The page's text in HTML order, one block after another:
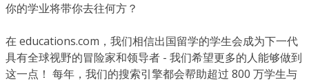
你的学业将带你去往何方？
在 educations.com，我们相信出国留学的学生会成为下一代
具有全球视野的冒险家和领导者 - 我们希望更多的人能够做到
这一点！ 每年，我们的搜索引擎都会帮助超过 800 万学生与